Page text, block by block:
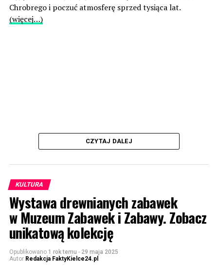
Chrobrego i poczuć atmosferę sprzed tysiąca lat.
(więcej…)
CZYTAJ DALEJ
KULTURA
Wystawa drewnianych zabawek
w Muzeum Zabawek i Zabawy. Zobacz
unikatową kolekcję
Opublikowano 1 rok temu - 29 maja 2025
Autor Redakcja FaktyKielce24.pl